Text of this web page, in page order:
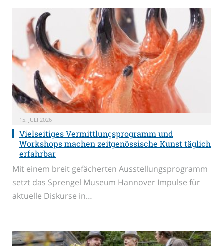
15. JULI 2026
Vielseitiges Vermittlungsprogramm und
Workshops machen zeitgenössische Kunst täglich
erfahrbar
Mit einem breit gefächerten Ausstellungsprogramm
setzt das Sprengel Museum Hannover Impulse für
aktuelle Diskurse in…